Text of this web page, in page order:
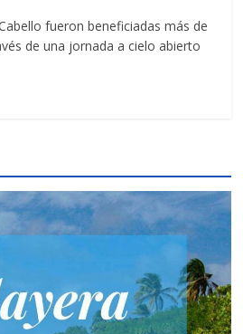
fueron beneficiadas más de
de una jornada a cielo abierto